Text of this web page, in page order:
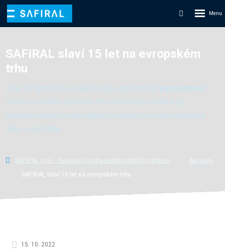
Vyhledávání
menu
SAFIRAL slaví 15 let na evropském
trhu
SAFIRAL s.r.o. - Expresní výroba elektronických zařízení
Aktuality
SAFIRAL slaví 15 let na evropském trhu
15. 10. 2022